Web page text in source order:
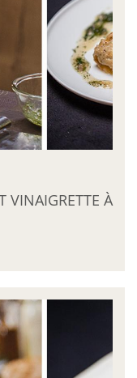
VINAIGRETTE À